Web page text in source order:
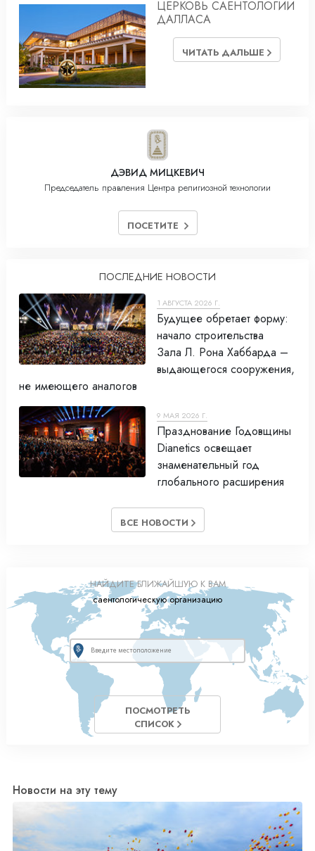
ЦЕРКОВЬ САЕНТОЛОГИИ
ДАЛЛАСА
ЧИТАТЬ ДАЛЬШЕ
ДЭВИД МИЦКЕВИЧ
Председатель правления Центра религиозной технологии
ПОСЕТИТЕ
ПОСЛЕДНИЕ НОВОСТИ
1 АВГУСТА 2026 Г.
Будущее обретает форму:
начало строительства
Зала Л. Рона Хаббарда –
выдающегося сооружения,
не имеющего аналогов
9 МАЯ 2026 Г.
Празднование Годовщины
Dianetics освещает
знаменательный год
глобального расширения
ВСЕ НОВОСТИ
НАЙДИТЕ БЛИЖАЙШУЮ К ВАМ
саентологическую организацию
ПОСМОТРЕТЬ
СПИСОК
Новости на эту тему